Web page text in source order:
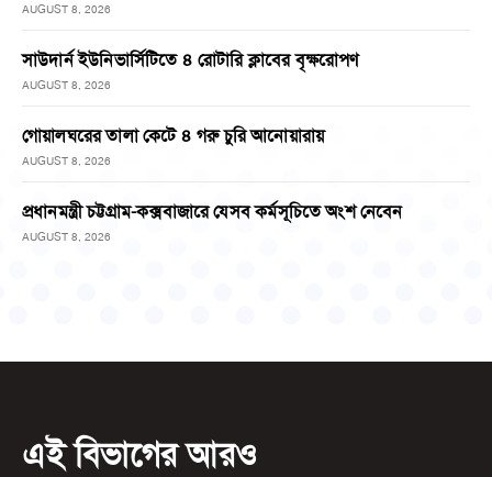
AUGUST 8, 2026
সাউদার্ন ইউনিভার্সিটিতে ৪ রোটারি ক্লাবের বৃক্ষরোপণ
AUGUST 8, 2026
গোয়ালঘরের তালা কেটে ৪ গরু চুরি আনোয়ারায়
AUGUST 8, 2026
প্রধানমন্ত্রী চট্টগ্রাম-কক্সবাজারে যেসব কর্মসূচিতে অংশ নেবেন
AUGUST 8, 2026
এই বিভাগের আরও